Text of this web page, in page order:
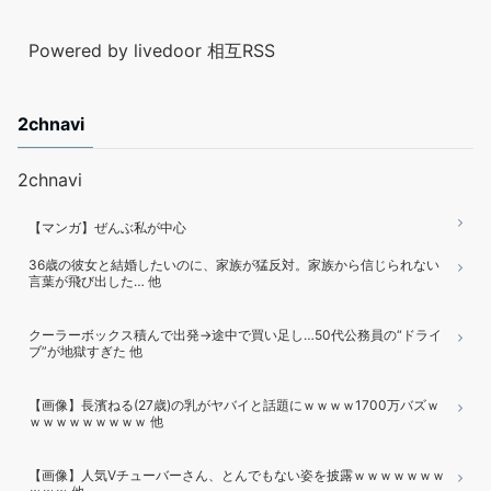
Powered by livedoor 相互RSS
2chnavi
2chnavi
【マンガ】ぜんぶ私が中心
36歳の彼女と結婚したいのに、家族が猛反対。家族から信じられない
言葉が飛び出した… 他
クーラーボックス積んで出発→途中で買い足し…50代公務員の“ドライ
ブ”が地獄すぎた 他
【画像】長濱ねる(27歳)の乳がヤバイと話題にｗｗｗｗ1700万バズｗ
ｗｗｗｗｗｗｗｗｗ 他
【画像】人気Vチューバーさん、とんでもない姿を披露ｗｗｗｗｗｗｗ